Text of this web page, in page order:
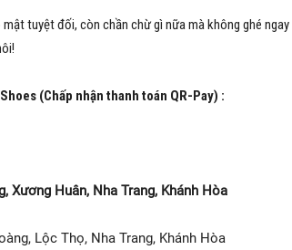
tuyệt đối, còn chần chừ gì nữa mà không ghé
(Chấp nhận thanh toán QR-Pay) :
Xương Huân, Nha Trang, Khánh Hòa
Lộc Thọ, Nha Trang, Khánh Hòa